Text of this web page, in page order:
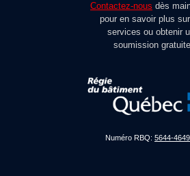
Contactez-nous dès
pour en savoir plus
services ou obtenir
soumission
Numéro RBQ: 5644-